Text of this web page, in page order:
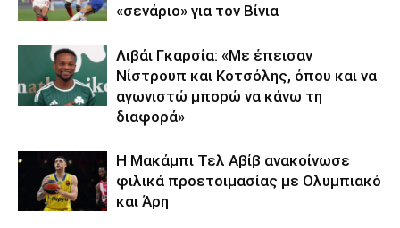
«σενάριο» για τον Βίνια
Λιβάι Γκαρσία: «Με έπεισαν
Νίστρουπ και Κοτσόλης, όπου και να
αγωνιστώ μπορώ να κάνω τη
διαφορά»
Η Μακάμπι Τελ Αβίβ ανακοίνωσε
φιλικά προετοιμασίας με Ολυμπιακό
και Άρη